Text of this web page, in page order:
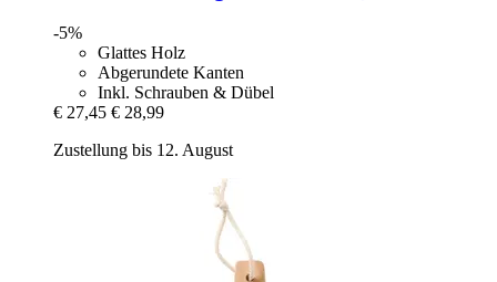
-5%
Glattes Holz
Abgerundete Kanten
Inkl. Schrauben & Dübel
€ 27,45 € 28,99
Zustellung bis 12. August